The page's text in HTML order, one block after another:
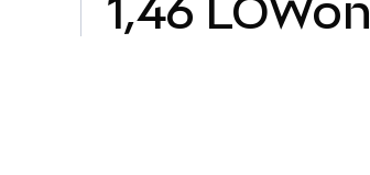
1,46 LOWon